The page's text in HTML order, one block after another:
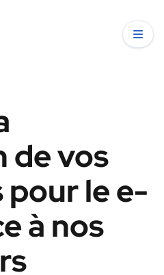
de vos
le e-
à nos